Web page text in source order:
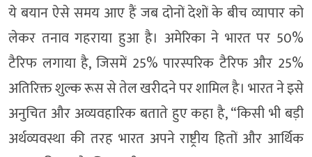
ये बयान ऐसे समय आए हैं जब दोनों देशों के बीच व्यापार को
लेकर तनाव गहराया हुआ है। अमेरिका ने भारत पर 50%
टैरिफ लगाया है, जिसमें 25% पारस्परिक टैरिफ और 25%
अतिरिक्त शुल्क रूस से तेल खरीदने पर शामिल है। भारत ने इसे
अनुचित और अव्यवहारिक बताते हुए कहा है, “किसी भी बड़ी
अर्थव्यवस्था की तरह भारत अपने राष्ट्रीय हितों और आर्थिक